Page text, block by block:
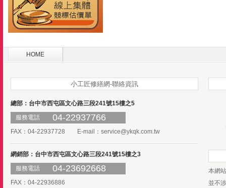
HOME
小工匠修繕網-聯絡資訊
總部：台中市西屯區文心路三段241號15樓之5
服務電話
04-22937766
FAX：04-22937728 E-mail： service@ykqk.com.tw
網銷部：台中市西屯區文心路三段241號15樓之3
服務電話
04-23692668
FAX：04-22936886
本網
並不